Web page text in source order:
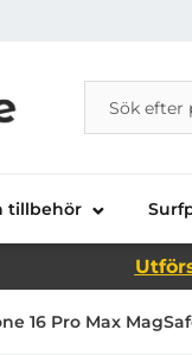
Telecom AB
Sök
Sök på
tillbehör
16 Pro Max